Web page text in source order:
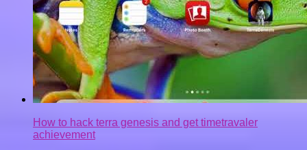
How to hack terra genesis and get timetravaler
achievement